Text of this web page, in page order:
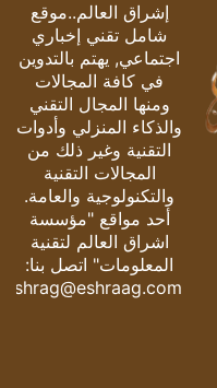
إشراق العالم..موقع
شامل تقني إخباري
اجتماعي, يهتم بالتدوين
في كافة المجالات
ومنها المجال التقني
والذكاء المنزلي وأدوات
التقنية وغير ذلك من
المجالات التقنية
والتكنولوجية والعامة.
أحد مواقع "مؤسسة
اشراق العالم لتقنية
المعلومات" اتصل بنا:
eshrag@eshraag.com